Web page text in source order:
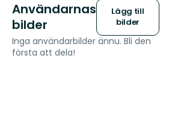
Användarnas
bilder
Lägg till
bilder
Inga användarbilder ännu. Bli den
första att dela!